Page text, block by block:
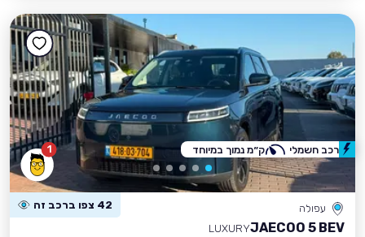
1
עפולה 42 צפו ברכב זה
JAECOO 5 BEV
LUXURY
רכב חשמלי ק״מ נמוך במיוחד